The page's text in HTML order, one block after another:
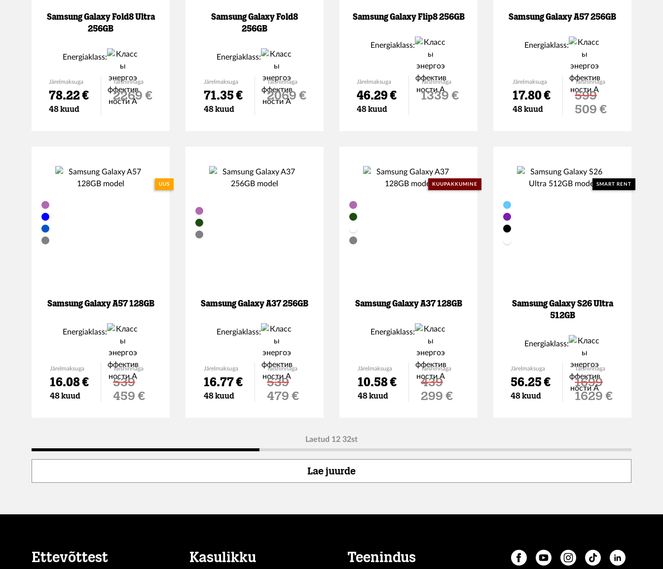
Samsung Galaxy Fold8 Ultra
256GB
Energiaklass:
Järelmaksuga
78.22 €
48 kuud
Täishinnaga
2269 €
Samsung Galaxy Fold8
256GB
Energiaklass:
Järelmaksuga
71.35 €
48 kuud
Täishinnaga
2069 €
Samsung Galaxy Flip8 256GB
Energiaklass:
Järelmaksuga
46.29 €
48 kuud
Täishinnaga
1339 €
Samsung Galaxy A57 256GB
Energiaklass:
Järelmaksuga
17.80 €
48 kuud
Täishinnaga
599
Soodushind
509 €
UUS
Samsung Galaxy A57 128GB
Energiaklass:
Järelmaksuga
16.08 €
48 kuud
Täishinnaga
539
Soodushind
459 €
Samsung Galaxy A37 256GB
Energiaklass:
Järelmaksuga
16.77 €
48 kuud
Täishinnaga
539
Soodushind
479 €
KUUPAKKUMINE
Samsung Galaxy A37 128GB
Energiaklass:
Järelmaksuga
10.58 €
48 kuud
Täishinnaga
439
Soodushind
299 €
SMART RENT
Samsung Galaxy S26 Ultra
512GB
Energiaklass:
Järelmaksuga
56.25 €
48 kuud
Täishinnaga
1699
Soodushind
1629 €
Laetud 12 32st
Lae juurde
Ettevõttest Kasulikku Teenindus